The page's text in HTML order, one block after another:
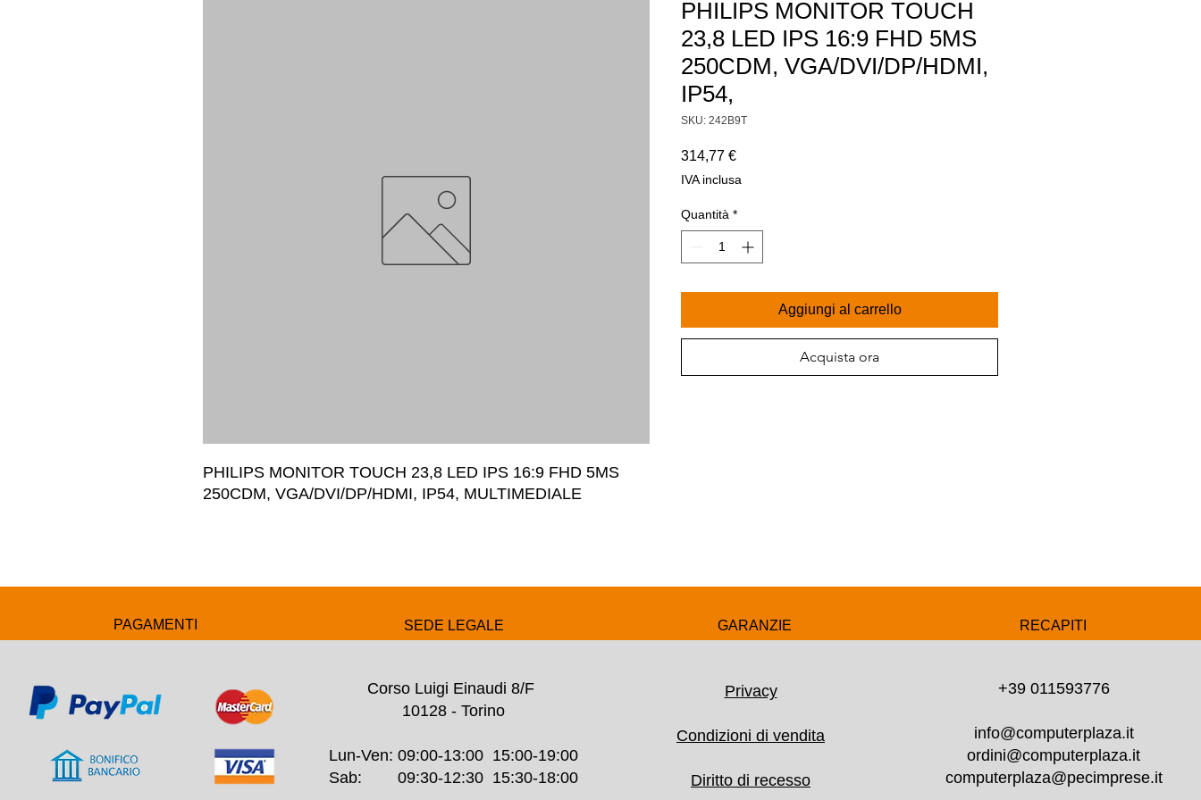
PHILIPS MONITOR TOUCH 23,8 LED IPS 16:9 FHD 5MS
250CDM, VGA/DVI/DP/HDMI, IP54, MULTIMEDIALE
PHILIPS MONITOR TOUCH
23,8 LED IPS 16:9 FHD 5MS
250CDM, VGA/DVI/DP/HDMI,
IP54,
SKU: 242B9T
314,77 €Prezzo
IVA inclusa
Quantità *
Aggiungi al carrello
Acquista ora
PAGAMENTI SEDE LEGALE GARANZIE RECAPITI
Corso Luigi Einaudi 8/F
10128 - Torino
Lun-Ven: 09:00-13:00 15:00-19:00
Sab: 09:30-12:30 15:30-18:00
Privacy
Condizioni di vendita
Diritto di recesso
+39 011593776
info@computerplaza.it
ordini@computerplaza.it
computerplaza@pecimprese.it